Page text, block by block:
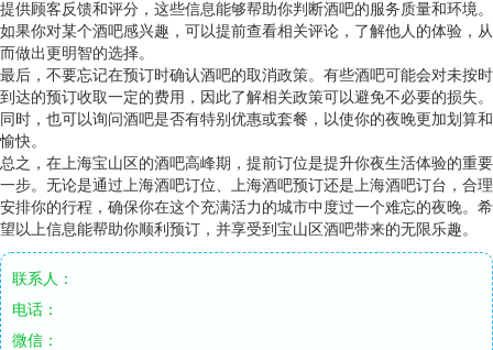
提供顾客反馈和评分，这些信息能够帮助你判断酒吧的服务质量和环境。
如果你对某个酒吧感兴趣，可以提前查看相关评论，了解他人的体验，从
而做出更明智的选择。
最后，不要忘记在预订时确认酒吧的取消政策。有些酒吧可能会对未按时
到达的预订收取一定的费用，因此了解相关政策可以避免不必要的损失。
同时，也可以询问酒吧是否有特别优惠或套餐，以使你的夜晚更加划算和
愉快。
总之，在上海宝山区的酒吧高峰期，提前订位是提升你夜生活体验的重要
一步。无论是通过上海酒吧订位、上海酒吧预订还是上海酒吧订台，合理
安排你的行程，确保你在这个充满活力的城市中度过一个难忘的夜晚。希
望以上信息能帮助你顺利预订，并享受到宝山区酒吧带来的无限乐趣。
联系人：
电话：
微信：